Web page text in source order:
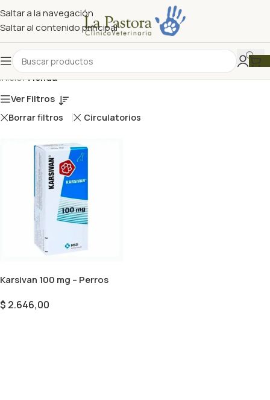
Saltar a la navegación
Saltar al contenido principal
Inicio/Tienda
Ver Filtros
Borrar filtros Circulatorios
Karsivan 100 mg – Perros
$ 2.646,00